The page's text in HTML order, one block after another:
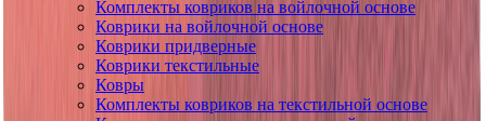
Комплекты ковриков на войлочной основе
Коврики на войлочной основе
Коврики придверные
Коврики текстильные
Ковры
Комплекты ковриков на текстильной основе